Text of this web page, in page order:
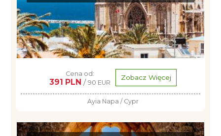
Cena od:
391 PLN / 90 EUR
Zobacz Więcej
Ayia Napa / Cypr